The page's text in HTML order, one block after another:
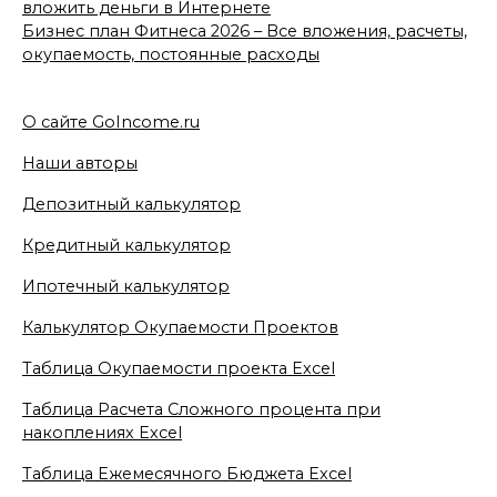
вложить деньги в Интернете
Бизнес план Фитнеса 2026 – Все вложения, расчеты,
окупаемость, постоянные расходы
О сайте GoIncome.ru
Наши авторы
Депозитный калькулятор
Кредитный калькулятор
Ипотечный калькулятор
Калькулятор Окупаемости Проектов
Таблица Окупаемости проекта Excel
Таблица Расчета Сложного процента при
накоплениях Excel
Таблица Ежемесячного Бюджета Excel